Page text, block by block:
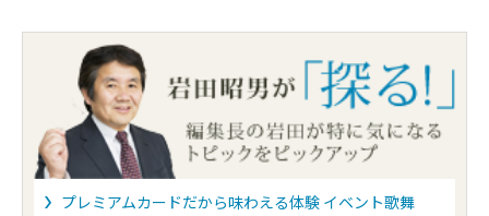
プレミアムカードだから味わえる体験 イベント歌舞